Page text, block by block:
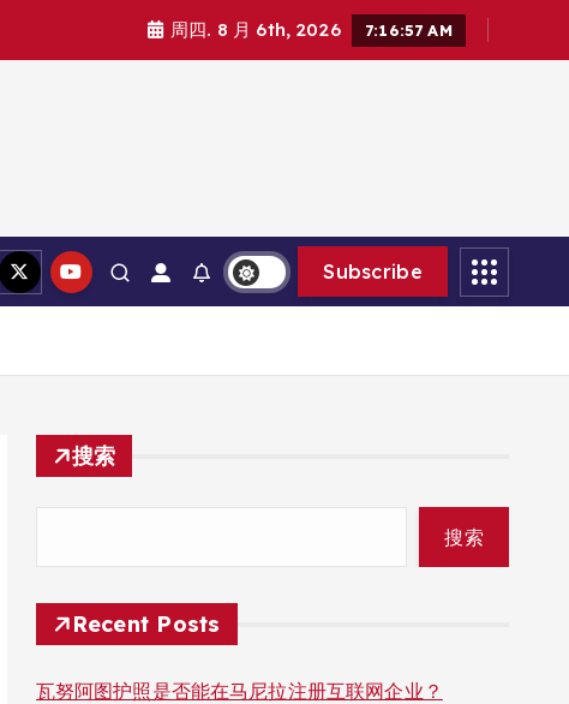
周四. 8 月 6th, 2026 7:16:58 AM
Subscribe
搜索
搜索
Recent Posts
瓦努阿图护照是否能在马尼拉注册互联网企业？